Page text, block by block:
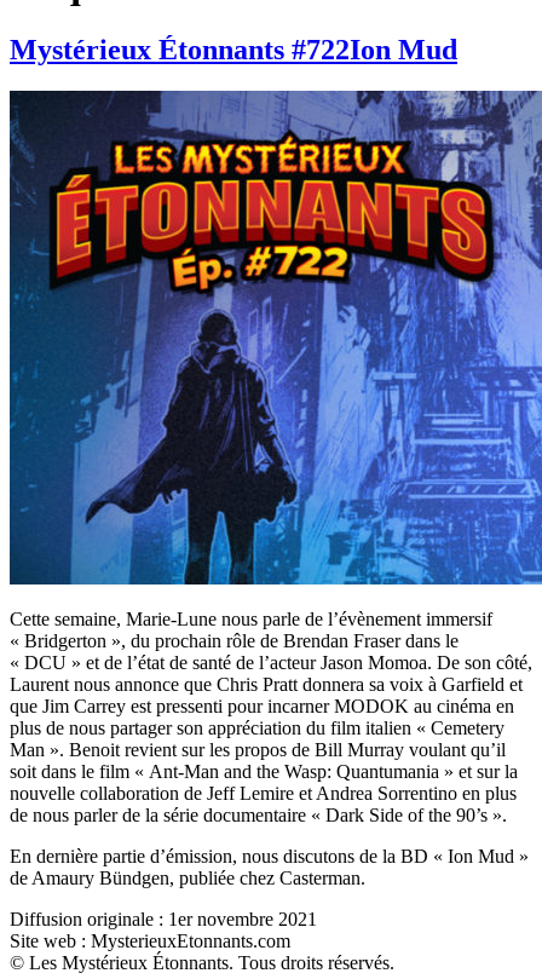
Mystérieux Étonnants #722Ion Mud
Cette semaine, Marie-Lune nous parle de l’évènement immersif
« Bridgerton », du prochain rôle de Brendan Fraser dans le
« DCU » et de l’état de santé de l’acteur Jason Momoa. De son côté,
Laurent nous annonce que Chris Pratt donnera sa voix à Garfield et
que Jim Carrey est pressenti pour incarner MODOK au cinéma en
plus de nous partager son appréciation du film italien « Cemetery
Man ». Benoit revient sur les propos de Bill Murray voulant qu’il
soit dans le film « Ant-Man and the Wasp: Quantumania » et sur la
nouvelle collaboration de Jeff Lemire et Andrea Sorrentino en plus
de nous parler de la série documentaire « Dark Side of the 90’s ».
En dernière partie d’émission, nous discutons de la BD « Ion Mud »
de Amaury Bündgen, publiée chez Casterman.
Diffusion originale : 1er novembre 2021
Site web : MysterieuxEtonnants.com
© Les Mystérieux Étonnants. Tous droits réservés.